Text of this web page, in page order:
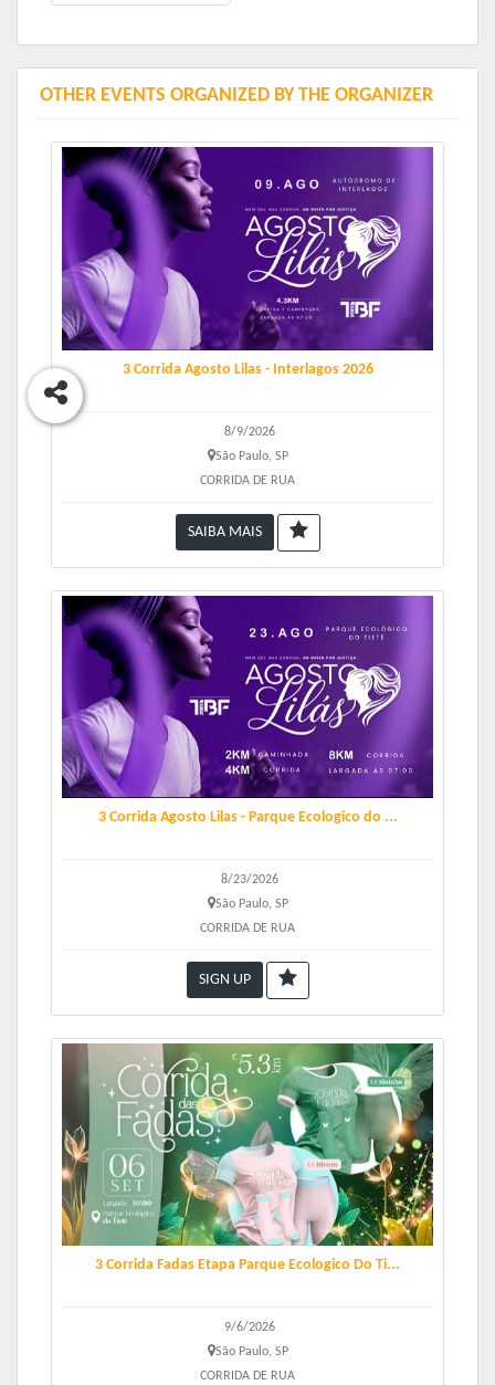
KIT NÚMERO DE PEITO: número de peito, alfinetes, medalha,
água e fruta
KIT CAMISETA: Camiseta, número de peito, alfinetes, medalha,
água e fruta
KIT COMPLETO EXCLUSIVO FEMININO: Camiseta, Bermuda,
viseira, meia,
número de peito, alfinetes, medalha, água e fruta
KIT IDOSO: Camiseta, número de peito, alfinetes, medalha, água
e fruta
Informações sobre a Retirada em Breve!
OTHER EVENTS ORGANIZED BY THE ORGANIZER
3 Corrida Agosto Lilas - Interlagos 2026
8/9/2026
São Paulo, SP
CORRIDA DE RUA
SAIBA MAIS
3 Corrida Agosto Lilas - Parque Ecologico do ...
8/23/2026
São Paulo, SP
CORRIDA DE RUA
SIGN UP
3 Corrida Fadas Etapa Parque Ecologico Do Ti...
9/6/2026
São Paulo, SP
CORRIDA DE RUA